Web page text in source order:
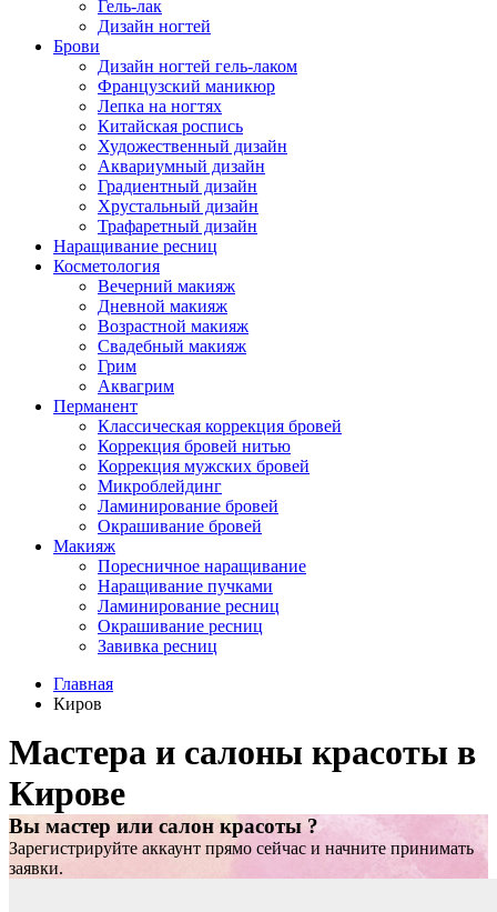
Гель-лак
Дизайн ногтей
Брови
Дизайн ногтей гель-лаком
Французский маникюр
Лепка на ногтях
Китайская роспись
Художественный дизайн
Аквариумный дизайн
Градиентный дизайн
Хрустальный дизайн
Трафаретный дизайн
Наращивание ресниц
Косметология
Вечерний макияж
Дневной макияж
Возрастной макияж
Свадебный макияж
Грим
Аквагрим
Перманент
Классическая коррекция бровей
Коррекция бровей нитью
Коррекция мужских бровей
Микроблейдинг
Ламинирование бровей
Окрашивание бровей
Макияж
Поресничное наращивание
Наращивание пучками
Ламинирование ресниц
Окрашивание ресниц
Завивка ресниц
Главная
Киров
Мастера и салоны красоты в
Кирове
Вы мастер или салон красоты ?
Зарегистрируйте аккаунт прямо сейчас и начните принимать
заявки.